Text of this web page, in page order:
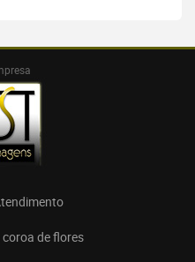
de flores